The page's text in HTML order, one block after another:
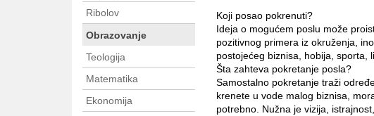
Koji posao pokrenuti?
Ideja o mogućem poslu može
pozitivnog primera iz okruženja,
postojećeg biznisa, hobija, sporta,
Šta zahteva pokretanje posla?
Samostalno pokretanje traži
krenete u vode malog biznisa,
potrebno. Nužna je vizija,
Ribolov
Obrazovanje
Teologija
Matematika
Ekonomija